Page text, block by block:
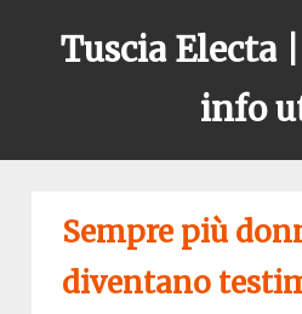
Tuscia Electa
info
Sempre più
diventano